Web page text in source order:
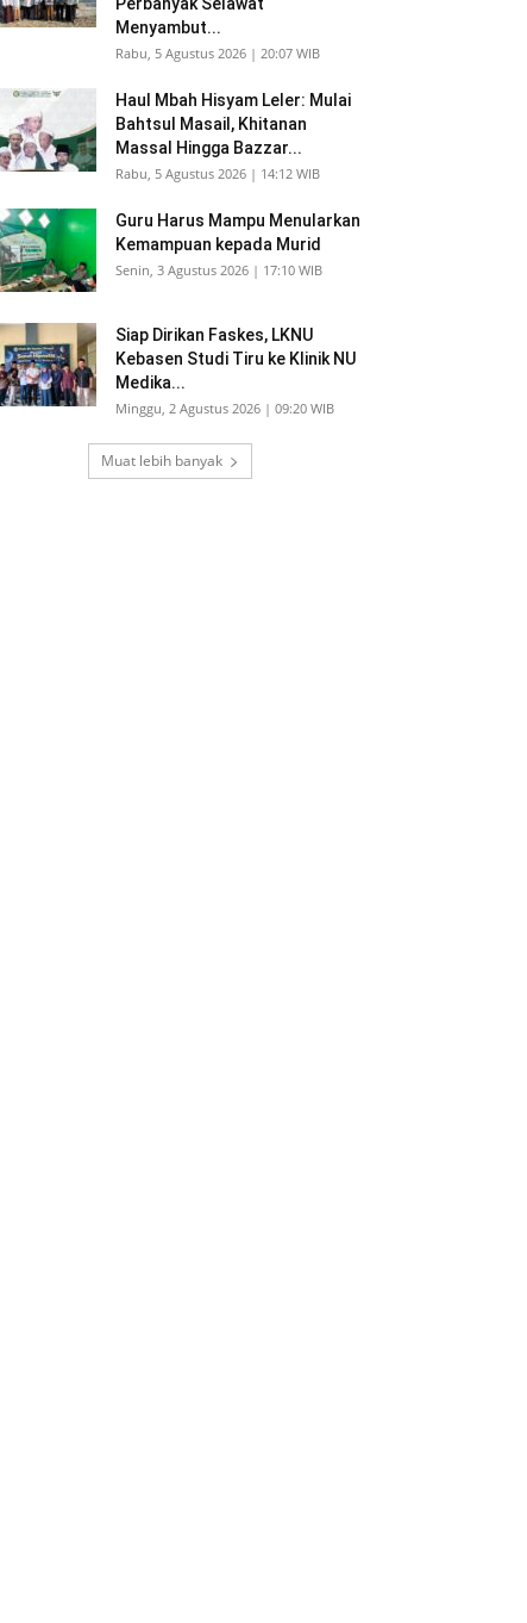
Menyambut...
Rabu, 5 Agustus 2026 | 20:07 WIB
Haul Mbah Hisyam Leler: Mulai
Bahtsul Masail, Khitanan
Massal Hingga Bazzar...
Rabu, 5 Agustus 2026 | 14:12 WIB
Guru Harus Mampu Menularkan
Kemampuan kepada Murid
Senin, 3 Agustus 2026 | 17:10 WIB
Siap Dirikan Faskes, LKNU
Kebasen Studi Tiru ke Klinik NU
Medika...
Minggu, 2 Agustus 2026 | 09:20 WIB
Muat lebih banyak